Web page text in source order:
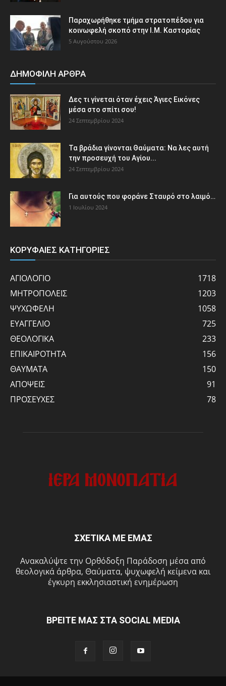
Παραχωρήθηκε τμήμα στρατοπέδου για
κοινωφελή σκοπό στην Ι.Μ. Καστορίας
5 Αυγούστου 2026
ΔΗΜΟΦΙΛΗ ΑΡΘΡΑ
Δες τι γίνεται όταν έχεις Άγιες Εικόνες
μέσα στο σπίτι σου!
24 Σεπτεμβρίου 2024
Τα βράδια γίνονται Θαύματα: Να λες αυτή
την προσευχή του Αγίου...
24 Σεπτεμβρίου 2024
Για αυτούς που φοράνε Σταυρό στο λαιμό…
1 Ιουλίου 2024
ΚΟΡΥΦΑΙΕΣ ΚΑΤΗΓΟΡΙΕΣ
ΑΓΙΟΛΟΓΙΟ
1718
ΜΗΤΡΟΠΟΛΕΙΣ
1203
ΨΥΧΩΦΕΛΗ
1058
ΕΥΑΓΓΕΛΙΟ
725
ΘΕΟΛΟΓΙΚΑ
233
ΕΠΙΚΑΙΡΟΤΗΤΑ
156
ΘΑΥΜΑΤΑ
150
ΑΠΟΨΕΙΣ
91
ΠΡΟΣΕΥΧΕΣ
78
ΣΧΕΤΙΚΑ ΜΕ ΕΜΑΣ
Ανακαλύψτε την Ορθόδοξη Παράδοση μέσα από
θεολογικά άρθρα, Θαύματα, ψυχωφελή κείμενα και
έγκυρη εκκλησιαστική ενημέρωση
ΒΡΕΙΤΕ ΜΑΣ ΣΤΑ SOCIAL MEDIA